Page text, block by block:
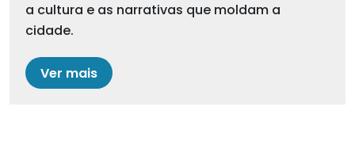
a cultura e as narrativas que moldam a
cidade.
Ver mais